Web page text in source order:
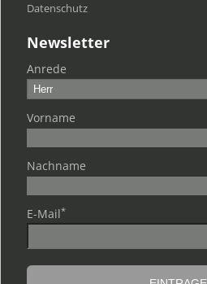
Datenschutz
Newsletter
Anrede
Vorname
Nachname
E-Mail*